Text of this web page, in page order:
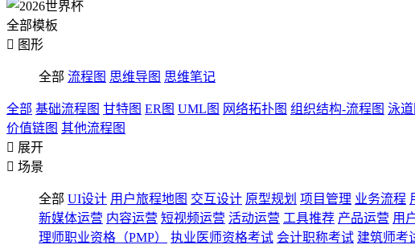
全部模板
 图形
全部 流程图 思维导图 思维笔记
全部 基础流程图 甘特图 ER图 UML图 网络拓扑图 组织结构-流程图 泳道
价值链图 其他流程图
 展开
 场景
全部 UI设计 用户旅程地图 交互设计 原型规划 项目管理 业务流程
新媒体运营 内容运营 短视频运营 活动运营 工具推荐 产品运营 用
理师职业资格（PMP）
执业医师资格考试 会计职称考试 建筑师考